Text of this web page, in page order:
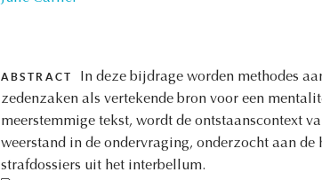
ABSTRACT
In deze bijdrage worden methodes
zedenzaken als vertekende bron voor een
meerstemmige tekst, wordt de ontstaanscontext
weerstand in de ondervraging, onderzocht aan
strafdossiers uit het interbellum.